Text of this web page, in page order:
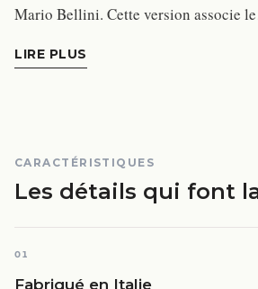
Mario Bellini. Cette version associe
LIRE PLUS
CARACTÉRISTIQUES
Les détails qui font
01
Fabriqué en Italie